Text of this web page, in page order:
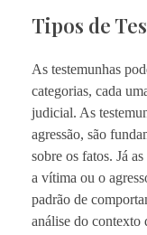
Tipos de
As testemunhas
categorias, cada
judicial. As
agressão, são
sobre os fatos. Já
a vítima ou o
padrão de
análise do contexto